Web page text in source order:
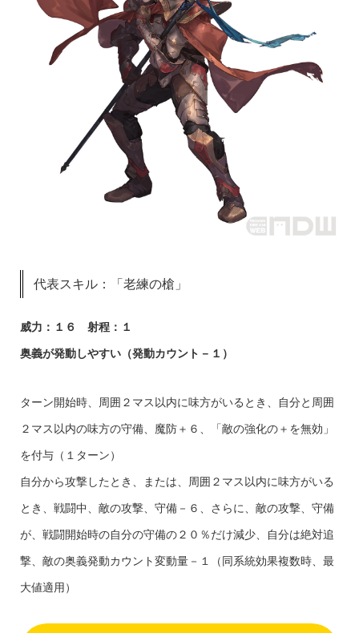
代表スキル：「老練の槍」
威力：１６ 射程：１
奥義が発動しやすい（発動カウント－１）
ターン開始時、周囲２マス以内に味方がいるとき、自分と周囲
２マス以内の味方の守備、魔防＋６、「敵の強化の＋を無効」
を付与（１ターン）
自分から攻撃したとき、または、周囲２マス以内に味方がいる
とき、戦闘中、敵の攻撃、守備－６、さらに、敵の攻撃、守備
が、戦闘開始時の自分の守備の２０％だけ減少、自分は絶対追
撃、敵の奥義発動カウント変動量－１（同系統効果複数時、最
大値適用）